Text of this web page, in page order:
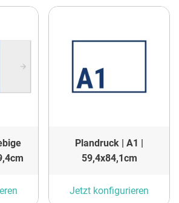
Plandruck | A1 |
59,4x84,1cm
Jetzt konfigurieren